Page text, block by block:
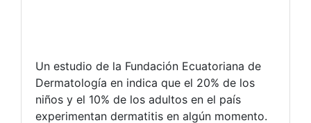
Un estudio de la Fundación Ecuatoriana de
Dermatología en indica que el 20% de los
niños y el 10% de los adultos en el país
experimentan dermatitis en algún momento.